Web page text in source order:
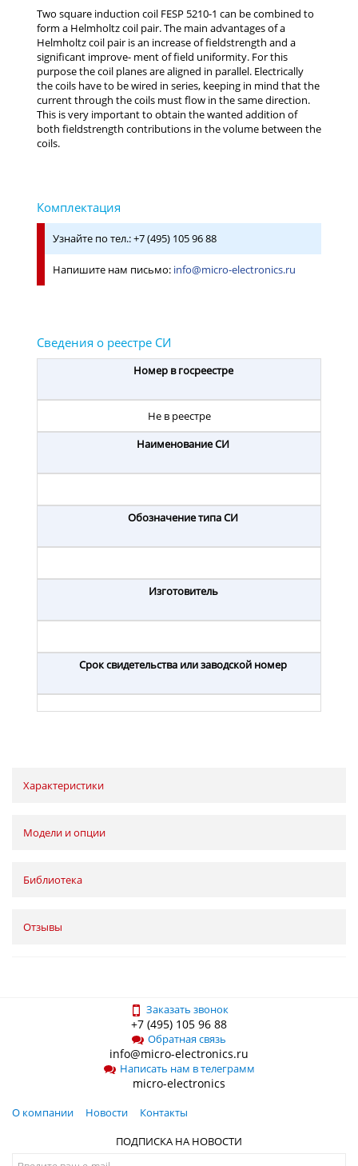
Two square induction coil FESP 5210-1 can be combined to
form a Helmholtz coil pair. The main advantages of a
Helmholtz coil pair is an increase of fieldstrength and a
significant improve- ment of field uniformity. For this
purpose the coil planes are aligned in parallel. Electrically
the coils have to be wired in series, keeping in mind that the
current through the coils must flow in the same direction.
This is very important to obtain the wanted addition of
both fieldstrength contributions in the volume between the
coils.
Узнайте по тел.: +7 (495) 105 96 88
Напишите нам письмо: info@micro-electronics.ru
Номер в госреестре
Не в реестре
Наименование СИ
Обозначение типа СИ
Изготовитель
Срок свидетельства или заводской номер
Характеристики
Модели и опции
Библиотека
Отзывы
Заказать звонок
+7 (495) 105 96 88
Обратная связь
info@micro-electronics.ru
Написать нам в телеграмм
micro-electronics
О компании Новости
Контакты
ПОДПИСКА НА НОВОСТИ